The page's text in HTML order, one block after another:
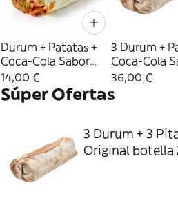
Durum + Patatas +
Coca-Cola Sabor
Original lata 330ml.
14,00 €
3 Durum +
Coca-Cola
Original
36,00 €
Súper Ofertas
3 Durum + 3
Original botella